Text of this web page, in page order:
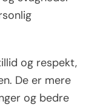
og respekt,
De er mere
og bedre